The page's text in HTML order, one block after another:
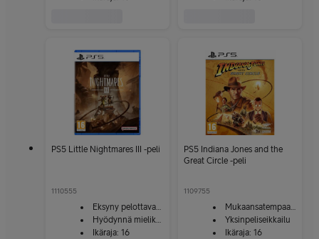
PS5 Little Nightmares III -peli
1110555
Eksyny pelottavaan maailmaan
Hyödynnä mielikuvitusta
Ikäraja: 16
PS5 Indiana Jones and the
Great Circle -peli
1109755
Mukaansatempaavaa toimintaa
Yksinpeliseikkailu
Ikäraja: 16